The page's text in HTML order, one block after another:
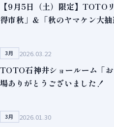
【9月5日（土）限定】TOTO
得市秋」＆「秋のヤマケン大抽
3月 2026.03.22
TOTO石神井ショールーム「
場ありがとうございました！
3月 2026.01.30